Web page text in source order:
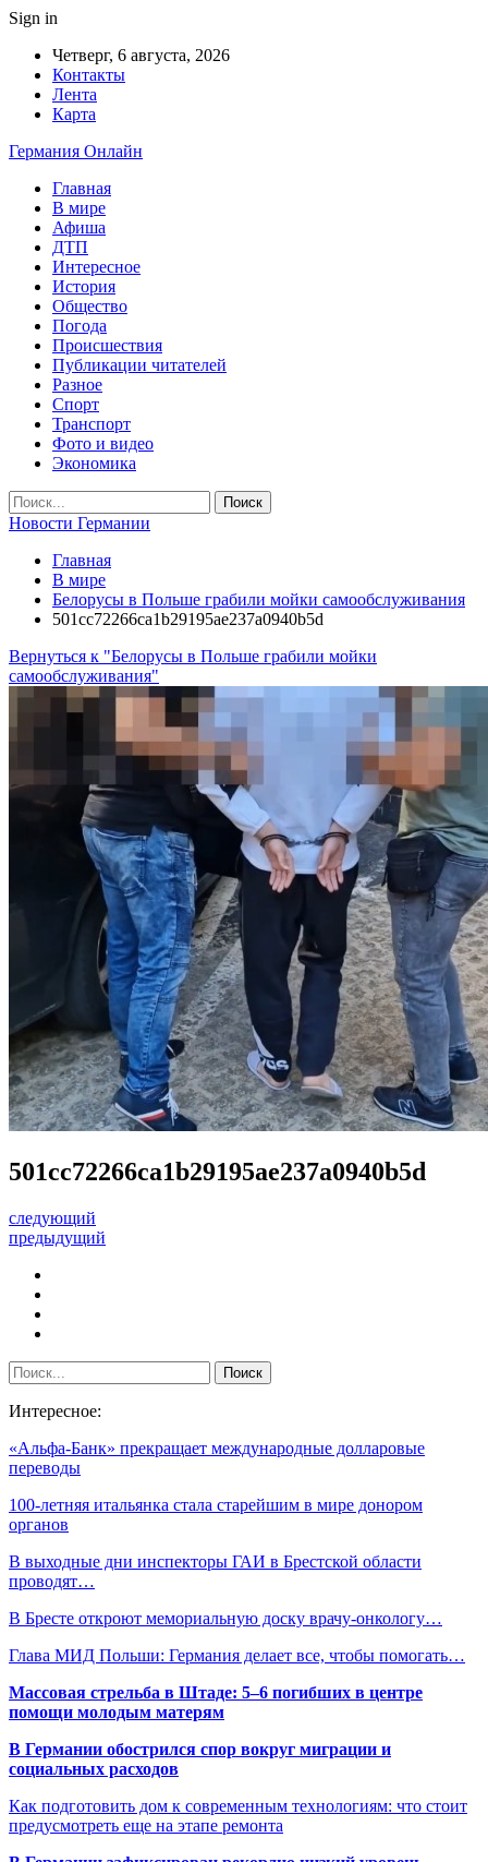
Sign in
Четверг, 6 августа, 2026
Контакты
Лента
Карта
Германия Онлайн
Главная
В мире
Афиша
ДТП
Интересное
История
Общество
Погода
Происшествия
Публикации читателей
Разное
Спорт
Транспорт
Фото и видео
Экономика
Новости Германии
Главная
В мире
Белорусы в Польше грабили мойки самообслуживания
501cc72266ca1b29195ae237a0940b5d
Вернуться к "Белорусы в Польше грабили мойки
самообслуживания"
501cc72266ca1b29195ae237a0940b5d
следующий
предыдущий
Интересное:
«Альфа-Банк» прекращает международные долларовые
переводы
100-летняя итальянка стала старейшим в мире донором
органов
В выходные дни инспекторы ГАИ в Брестской области
проводят…
В Бресте откроют мемориальную доску врачу-онкологу…
Глава МИД Польши: Германия делает все, чтобы помогать…
Массовая стрельба в Штаде: 5–6 погибших в центре
помощи молодым матерям
В Германии обострился спор вокруг миграции и
социальных расходов
Как подготовить дом к современным технологиям: что стоит
предусмотреть еще на этапе ремонта